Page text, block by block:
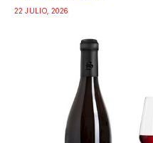
22 JULIO, 2026